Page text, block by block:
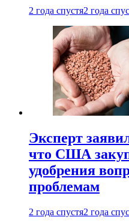
2 года спустя2 года
Эксперт
что США
удобрения
проблемам
2 года спустя2 года